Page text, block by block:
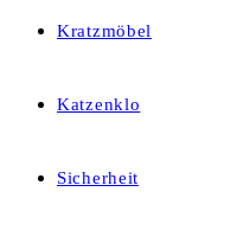
Kratzmöbel
Katzenklo
Sicherheit